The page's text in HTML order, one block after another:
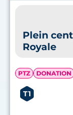
Plein
Royale
PTZ DONATION
T1